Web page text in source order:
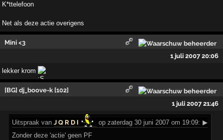
K*ttelefoon
Net als deze actie overigens
Mini <3
1 juli 2007 20:06
lekker krom
[BG] dj_boove-k [102]
1 juli 2007 21:46
Uitspraak vanJ Q R D I op zaterdag 30 juni 2007 om 19:09: ▶
Zonder deze 'actie' geen PF